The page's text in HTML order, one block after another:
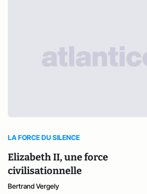
LA FORCE DU SILENCE
Elizabeth II, une force
civilisationnelle
Bertrand Vergely